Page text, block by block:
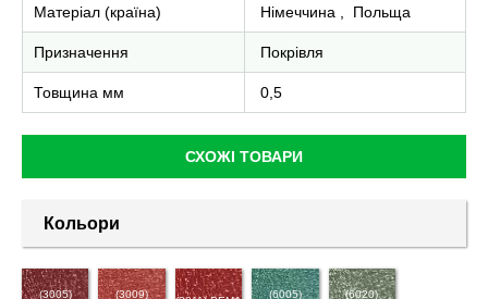
Матеріал (країна) Німеччина Польща
Призначення Покрівля
Товщина мм 0,5
СХОЖІ ТОВАРИ
Кольори
(3005)
(3009)
(6005)
(6020)